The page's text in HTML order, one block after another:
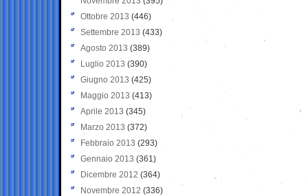
Ottobre 2013 (446)
Settembre 2013 (433)
Agosto 2013 (389)
Luglio 2013 (390)
Giugno 2013 (425)
Maggio 2013 (413)
Aprile 2013 (345)
Marzo 2013 (372)
Febbraio 2013 (293)
Gennaio 2013 (361)
Dicembre 2012 (364)
Novembre 2012 (336)